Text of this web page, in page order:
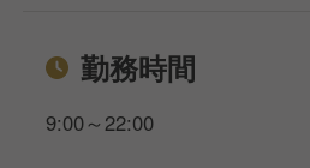
勤務時間
9:00～22:00